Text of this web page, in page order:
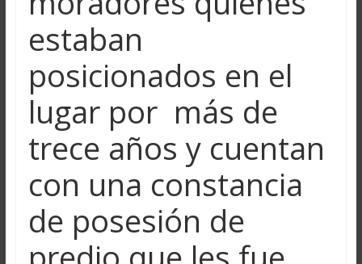
estaban
posicionados en el
lugar por más de
trece años y cuentan
con una constancia
de posesión de